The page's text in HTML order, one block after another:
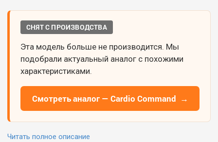
СНЯТ С ПРОИЗВОДСТВА
Эта модель больше не производится. Мы
подобрали актуальный аналог с похожими
характеристиками.
Смотреть аналог — Cardio Command →
Читать полное описание